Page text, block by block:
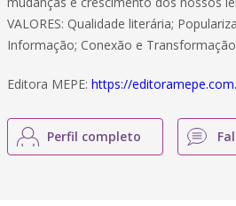
VALORES: Qualidade literária;
Informação; Conexão e
Editora MEPE: https://
Perfil completo